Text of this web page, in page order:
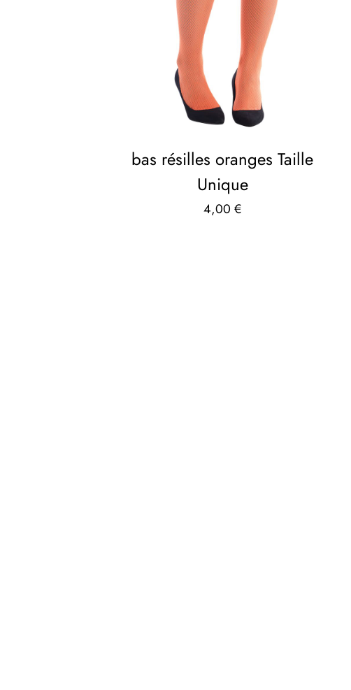
bas résilles oranges Taille
Unique
4,00€